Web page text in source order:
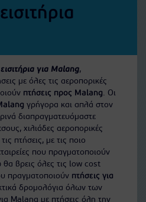
για Malang,
με όλες τις αεροπορικές
πτήσεις προς Malang. Οι
γρήγορα και απλά στον
διαπραγματευόμαστε
χιλιάδες αεροπορικές
πτήσεις, με τις ποιο
που πραγματοποιούν
βρεις όλες τις low cost
πραγματοποιούν πτήσεις για
δρομολόγια όλων των
Malang με πτήσεις όλη την